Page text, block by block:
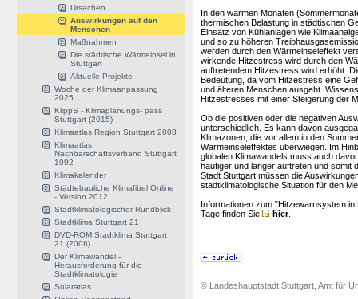
Ursachen
Auswirkungen auf den
Menschen
Maßnahmen
Die städtische Wärmeinsel in
Stuttgart
Aktuelle Projekte
Woche der Klimaanpassung
2025
KlippS - Klimaplanungs- pass
Stuttgart (2015)
Klimaatlas Region Stuttgart 2008
Klimaatlas
Nachbarschaftsverband Stuttgart
1992
Klimakalender
Städtebauliche Klimafibel Online
- Version 2012
Stadtklimatologischer Rundblick
Stadtklima Stuttgart 21
DVD-ROM Stadtklima Stuttgart
21 (2008)
Der Klimawandel -
Herausforderung für die
Stadtklimatologie
Solaratlas
In den warmen Monaten
thermischen Belastung in städtischen
Einsatz von Kühlanlagen wie
und so zu höheren
werden durch den Wärmeinseleffekt
wirkende Hitzestress wird durch den
auftretendem Hitzestress wird erhöht.
Bedeutung, da vom Hitzestress eine
und älteren Menschen ausgeht.
Hitzestresses mit einer Steigerung der
Ob die positiven oder die negativen
unterschiedlich. Es kann davon
Klimazonen, die vor allem in den
Wärmeinseleffektes überwiegen. Im
globalen Klimawandels muss auch
häufiger und länger auftreten und
Stadt Stuttgart müssen die
stadtklimatologische Situation für den
Informationen zum "Hitzewarnsystem
Tage finden Sie
hier.
© Landeshauptstadt Stuttgart, Amt für